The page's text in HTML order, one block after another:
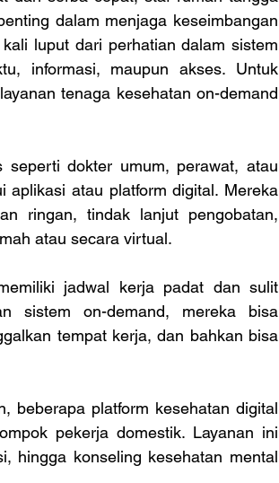
dalam menjaga keseimbangan
luput dari perhatian dalam sistem
informasi, maupun akses. Untuk
tenaga kesehatan on-demand
seperti dokter umum, perawat, atau
aplikasi atau platform digital. Mereka
ringan, tindak lanjut pengobatan,
atau secara virtual.
jadwal kerja padat dan sulit
sistem on-demand, mereka bisa
tempat kerja, dan bahkan bisa
beberapa platform kesehatan digital
pekerja domestik. Layanan ini
hingga konseling kesehatan mental